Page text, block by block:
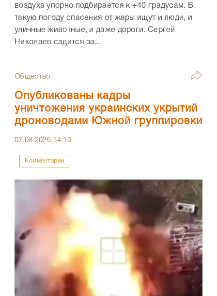
воздуха упорно подбирается к +40 градусам. В
такую погоду спасения от жары ищут и люди, и
уличные животные, и даже дороги. Сергей
Николаев садится за...
Общество
Опубликованы кадры
уничтожения украинских укрытий
дроноводами Южной группировки
07.08.2026 14:10
Комментарии